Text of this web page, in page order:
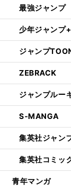
最強ジャンプ
少年ジャンプ+
ジャンプ
ZEBRACK
ジャンプルー
S-MANGA
集英社ジャン
集英社コミッ
青年マンガ